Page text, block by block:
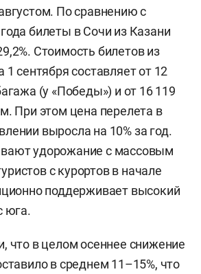
По сравнению с
билеты в Сочи из Казани
Стоимость билетов из
1 сентября составляет от 12
(у «Победы») и от 16 119
При этом цена перелета в
выросла на 10% за год.
удорожание с массовым
с курортов в начале
поддерживает высокий
юга.
что в целом осеннее снижение
в среднем 11–15%, что